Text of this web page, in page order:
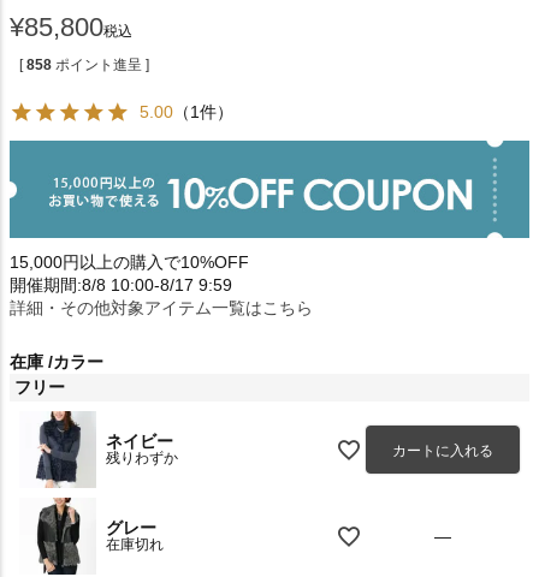
¥85,800税込
[ 858 ポイント進呈 ]
5.00 （1件）
15,000円以上の購入で10%OFF
開催期間:8/8 10:00-8/17 9:59
詳細・その他対象アイテム一覧はこちら
在庫 カラー
フリー
ネイビー
残りわずか カートに入れる
グレー
在庫切れ —